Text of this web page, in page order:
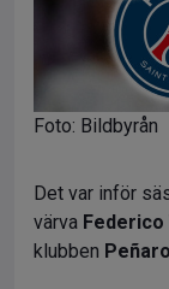
Foto: Bildbyrån
Det var inför
värva Federico
klubben